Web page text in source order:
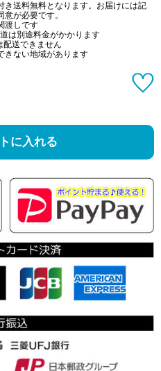
送料無料となります。お届けには記
が必要です。
渡しです
は別途料金がかかります
送できません
きない地域があります
に入れる